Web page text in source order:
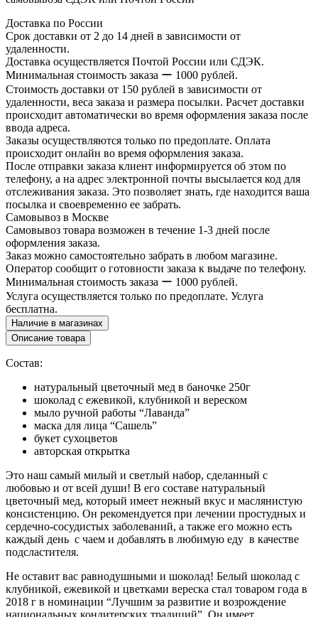
Доставка по России
Срок доставки от 2 до 14 дней в зависимости от
удаленности.
Доставка осуществляется Почтой России или СДЭК.
Минимальная стоимость заказа ー 1000 рублей.
Стоимость доставки от 150 рублей в зависимости от
удаленности, веса заказа и размера посылки. Расчет доставки
происходит автоматически во время оформления заказа после
ввода адреса.
Заказы осуществляются только по предоплате. Оплата
происходит онлайн во время оформления заказа.
После отправки заказа клиент информируется об этом по
телефону, а на адрес электронной почты высылается код для
отслеживания заказа. Это позволяет знать, где находится ваша
посылка и своевременно ее забрать.
Самовывоз в Москве
Самовывоз товара возможен в течение 1-3 дней после
оформления заказа.
Заказ можно самостоятельно забрать в любом магазине.
Оператор сообщит о готовности заказа к выдаче по телефону.
Минимальная стоимость заказа ー 1000 рублей.
Услуга осуществляется только по предоплате. Услуга
бесплатна.
Наличие в магазинах
Описание товара
Состав:
натуральный цветочный мед в баночке 250г
шоколад с ежевикой, клубникой и вереском
мыло ручной работы “Лаванда”
маска для лица “Сашель”
букет сухоцветов
авторская открытка
Это наш самый милый и светлый набор, сделанный с
любовью и от всей души! В его составе натуральный
цветочный мед, который имеет нежный вкус и маслянистую
консистенцию. Он рекомендуется при лечении простудных и
сердечно-сосудистых заболеваний, а также его можно есть
каждый день с чаем и добавлять в любимую еду в качестве
подсластителя.
Не оставит вас равнодушными и шоколад! Белый шоколад с
клубникой, ежевикой и цветками вереска стал товаром года в
2018 г в номинации “Лучшим за развитие и возрождение